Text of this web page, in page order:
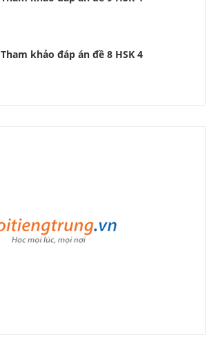
Tham khảo đáp án đề 8 HSK 4